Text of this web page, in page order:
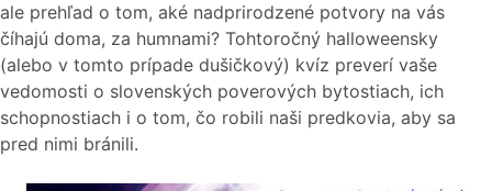
ale prehľad o tom, aké nadprirodzené potvory na vás
číhajú doma, za humnami? Tohtoročný halloweensky
(alebo v tomto prípade dušičkový) kvíz preverí vaše
vedomosti o slovenských poverových bytostiach, ich
schopnostiach i o tom, čo robili naši predkovia, aby sa
pred nimi bránili.